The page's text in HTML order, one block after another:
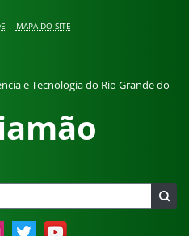
MAPA DO SITE
e Tecnologia do Rio Grande do
Twitter YouTube